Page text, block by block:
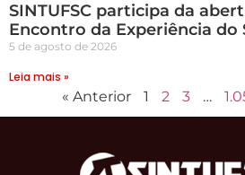
SINTUFSC participa da
Encontro da Experiência do
5 de agosto de 2026
Leia mais »
« Anterior 1 2 3 …